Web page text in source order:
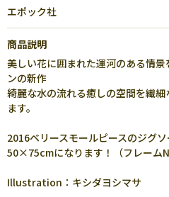
エポック社
商品説明
美しい花に囲まれた運河のある情
ンの新作
綺麗な水の流れる癒しの空間を繊
ます。
2016ベリースモールピースのジグ
50×75cmになります！（フレーム
Illustration：キシダヨシマサ